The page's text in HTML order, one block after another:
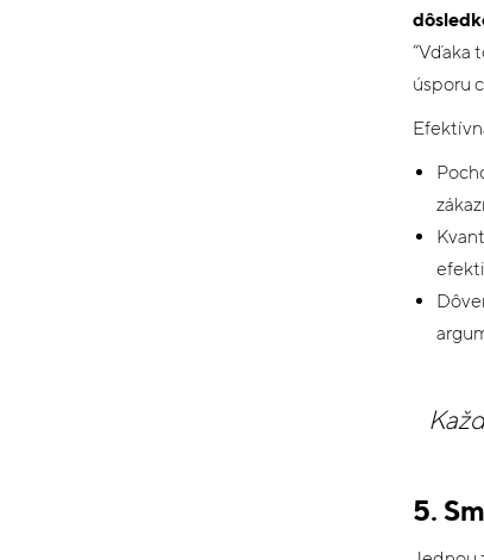
“Vďaka
úsporu
5.